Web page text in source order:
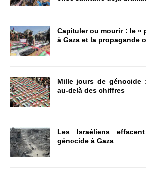
Capituler ou mourir : le «
à Gaza et la propagande
Mille jours de génocide
au-delà des chiffres
Les Israéliens
génocide à Gaza